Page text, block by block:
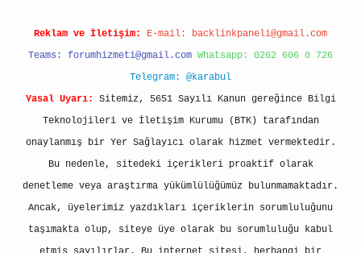
Reklam ve İletişim: E-mail: backlinkpaneli@gmail.com
Teams: forumhizmeti@gmail.com Whatsapp: 0262 606 0 726
Telegram: @karabul
Yasal Uyarı:
Sitemiz, 5651 Sayılı Kanun gereğince Bilgi
Teknolojileri ve İletişim Kurumu (BTK) tarafından
onaylanmış bir Yer Sağlayıcı olarak hizmet vermektedir.
Bu nedenle, sitedeki içerikleri proaktif olarak
denetleme veya araştırma yükümlülüğümüz bulunmamaktadır.
Ancak, üyelerimiz yazdıkları içeriklerin sorumluluğunu
taşımakta olup, siteye üye olarak bu sorumluluğu kabul